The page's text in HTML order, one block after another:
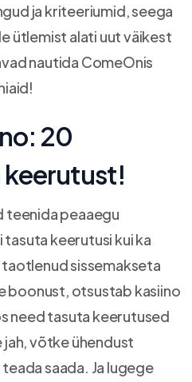
ja kriteeriumid, seega
ütlemist alati uut väikest
nautida ComeOnis
20
keerutust!
teenida peaaegu
tasuta keerutusi kui ka
sissemakseta
boonust, otsustab kasiino
need tasuta keerutused
võtke ühendust
saada. Ja lugege